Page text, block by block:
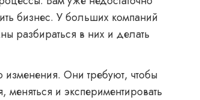
бизнес. У больших компаний
разбираться в них и делать
изменения. Они требуют, чтобы
меняться и экспериментировать